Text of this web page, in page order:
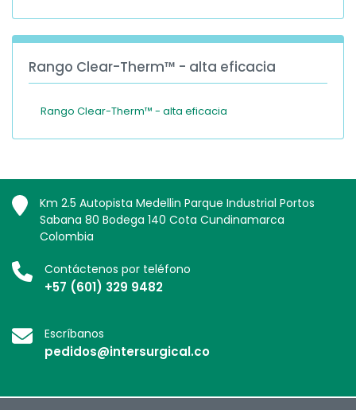
Rango Clear-Therm™ - alta eficacia
Rango Clear-Therm™ - alta eficacia
Km 2.5 Autopista Medellin Parque Industrial Portos
Sabana 80 Bodega 140 Cota Cundinamarca
Colombia
Contáctenos por teléfono
+57 (601) 329 9482
Escríbanos
pedidos@intersurgical.co